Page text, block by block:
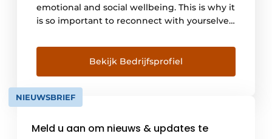
emotional and social wellbeing. This is why it
is so important to reconnect with yourselves
day. We believe it all starts at home:
our 6TH SENSE technology makes
our appliances intuitive to use and
intelligent, learning […]
Bekijk Bedrijfsprofiel
NIEUWSBRIEF
Meld u aan om nieuws & updates te